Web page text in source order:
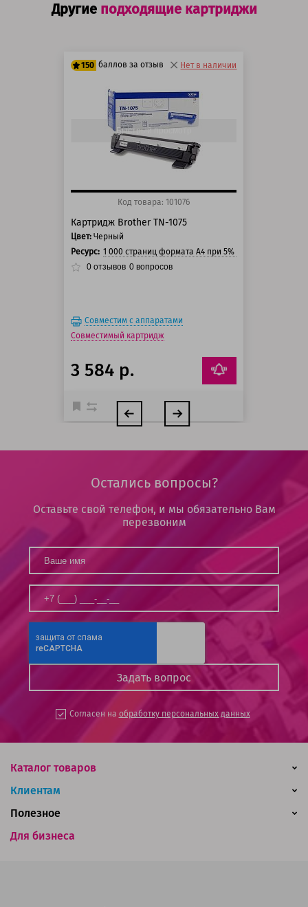
Другие подходящие картриджи
150 баллов за отзыв
125 баллов
150 баллов
Нет в наличии
Быстрый просмотр
Код товара: 101076
Картридж Brother TN-1075
Цвет: Черный
Ресурс: 1 000 страниц формата А4 при 5% заполнении
0 отзывов 0 вопросов
Совместим с аппаратами
Совместимый картридж
3 584 р.
Остались вопросы?
Оставьте свой телефон, и мы обязательно Вам
перезвоним
Согласен на обработку персональных данных
Каталог товаров
Клиентам
Для бизнеса
Полезное